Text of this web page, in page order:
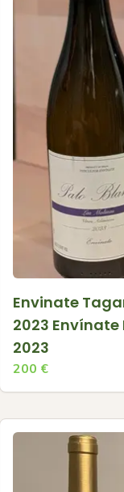
Envinate
2023 Envínate
2023
200 €